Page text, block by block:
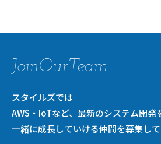
JoinOurTeam
スタイルズでは
AWS・IoTなど、最新のシステム開発
一緒に成長していける仲間を募集し